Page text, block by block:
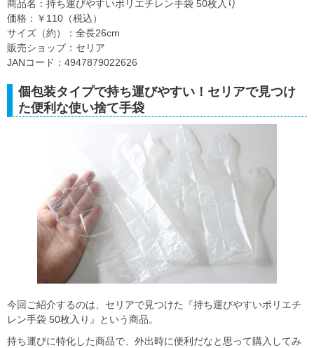
商品名：持ち運びやすいポリエチレン手袋 50枚入り
価格：￥110（税込）
サイズ（約）：全長26cm
販売ショップ：セリア
JANコード：4947879022626
個包装タイプで持ち運びやすい！セリアで見つけ
た便利な使い捨て手袋
今回ご紹介するのは、セリアで見つけた『持ち運びやすいポリエチ
レン手袋 50枚入り』という商品。
持ち運びに特化した商品で、外出時に便利だなと思って購入してみ